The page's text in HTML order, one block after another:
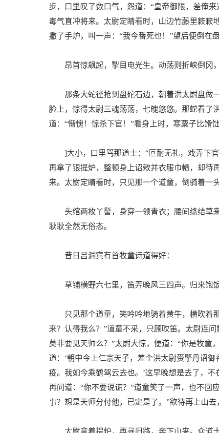
步，口里叹了数口气，怨道：“皇帝御限，差俺
毒气直冲将来。太尉定睛看时，山边竹藤里簌簌
撇了手炉，叫一声：“我今番死也！”望后便倒在
昂首惊飙起，掣目电光生。动荡则折峡倒冈
那条大蛇径抢到盘砣石边，朝着洪太尉盘做
脸上，惊得太尉三魂荡荡，七魄悠悠。那蛇看了
道：“惭愧！惊杀下官！”看身上时，寒粟子比馉
]大小，口里骂那道士：“叵耐无礼，戏弄下官
再拿了银提炉，整顿身上诏敕并衣服巾帻，却待
来。太尉定睛看时，只见那一个道童，倒骑着一
头绾两枚丫髻，身穿一领青衣；腰间绦结草
耿耿全然无俗态。
昔日吕洞宾有首牧童诗道得好：
草铺横野六七里，笛弄晚风三四声。归来饱
只见那个道童，笑吟吟地骑着黄牛，横吹着
来？认得我么？”道童不采，只顾吹笛。太尉连
莫非要见天师么？”太尉大惊，便道：“你是牧童
道：‘朝中今上仁宗天子，差个洪太尉赍擎丹诏
疫。我如今乘鹤驾云去也。’这早晚想是去了，
再问道：“你不要说谎？”道童笑了一声，也不回
事？想是天师分付他，已定是了。”欲待再上山
太尉拿着提炉，再寻旧路，奔下山来。众道士